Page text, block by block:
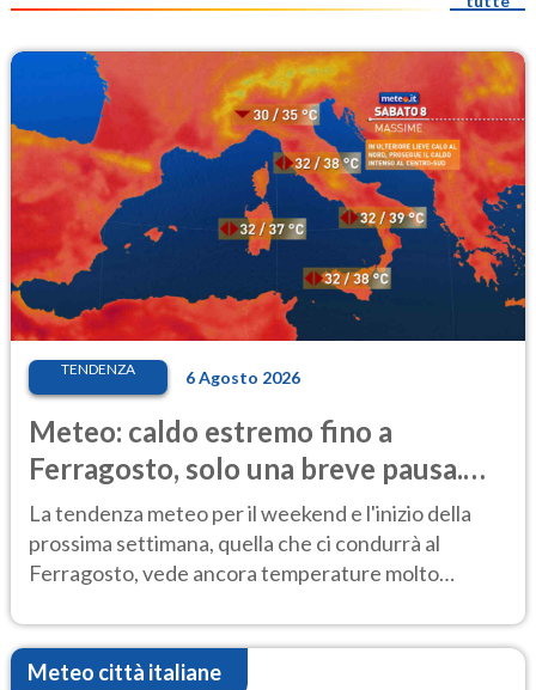
TENDENZA 6 Agosto 2026
Meteo: caldo estremo fino a
Ferragosto, solo una breve pausa.
Ecco dove
La tendenza meteo per il weekend e l'inizio della
prossima settimana, quella che ci condurrà al
Ferragosto, vede ancora temperature molto
Meteo città italiane